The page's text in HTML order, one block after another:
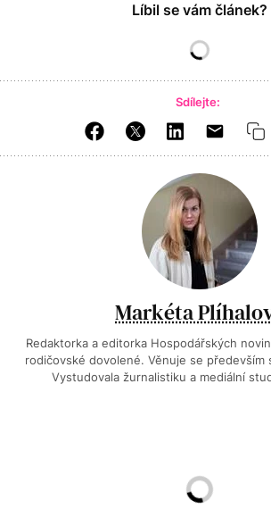
Líbil se vám článek?
Sdílejte:
Markéta
Redaktorka a editorka Hospodářských
rodičovské dovolené. Věnuje se především
Vystudovala žurnalistiku a mediální